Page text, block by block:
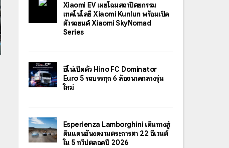
Xiaomi EV เผยโฉมสถาปัตยกรรม
เทคโนโลยี Xiaomi Kunlun พร้อมเปิด
ตัวรถยนต์ Xiaomi SkyNomad
Series
ฮีโน่เปิดตัว Hino FC Dominator
Euro 5 รถบรรทุก 6 ล้อขนาดกลางรุ่น
ใหม่
Esperienza Lamborghini เดินทางสู่
ดินแดนอันงดงามตระการตา 22 อีเวนต์
ใน 5 ทวีปตลอดปี 2026